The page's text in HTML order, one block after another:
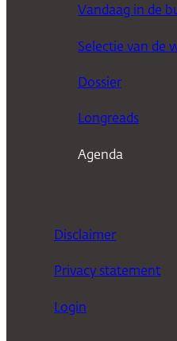
Vandaag in de
Selectie van de
Dossier
Longreads
Agenda
Disclaimer
Privacy statement
Login